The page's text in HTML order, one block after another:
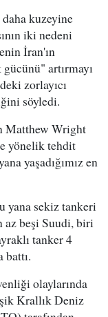
kuzeyine
iki nedeni
İran'ın
artırmayı
zorlayıcı
söyledi.
Matthew Wright
yönelik tehdit
yaşadığımız en
yana sekiz tankeri
az beşi Suudi, biri
tanker 4
battı.
olaylarında
Krallık Deniz